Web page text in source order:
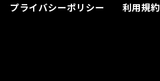
プライバシーポリシー
利用規約